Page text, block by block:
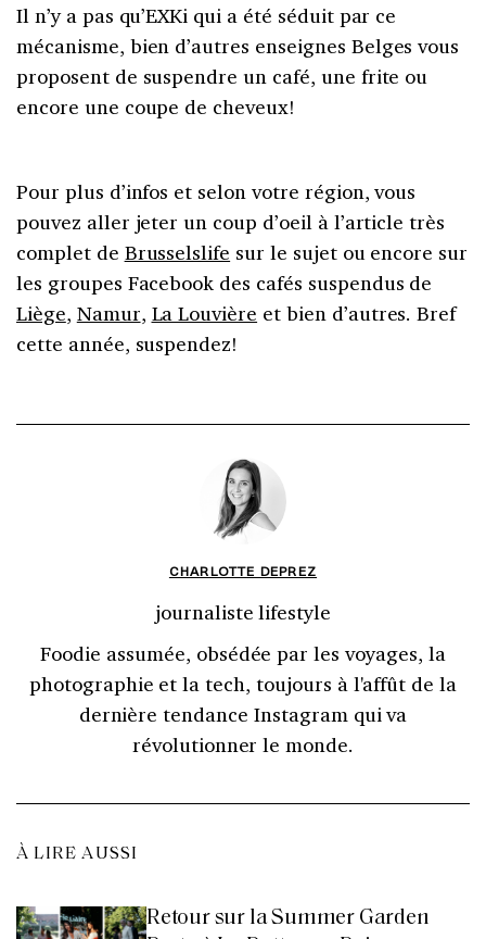
Il n’y a pas qu’EXKi qui a été séduit par ce
mécanisme, bien d’autres enseignes Belges vous
proposent de suspendre un café, une frite ou
encore une coupe de cheveux!
Pour plus d’infos et selon votre région, vous
pouvez aller jeter un coup d’oeil à l’article très
complet de Brusselslife sur le sujet ou encore sur
les groupes Facebook des cafés suspendus de
Liège, Namur, La Louvière et bien d’autres. Bref
cette année, suspendez!
CHARLOTTE DEPREZ
journaliste lifestyle
Foodie assumée, obsédée par les voyages, la
photographie et la tech, toujours à l'affût de la
dernière tendance Instagram qui va
révolutionner le monde.
À LIRE AUSSI
Retour sur la Summer Garden